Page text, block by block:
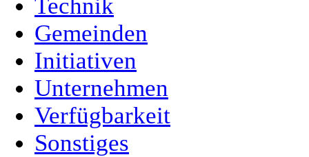
Technik
Gemeinden
Initiativen
Unternehmen
Verfügbarkeit
Sonstiges